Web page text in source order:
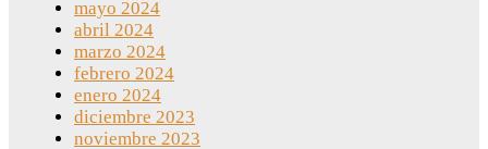
mayo 2024
abril 2024
marzo 2024
febrero 2024
enero 2024
diciembre 2023
noviembre 2023